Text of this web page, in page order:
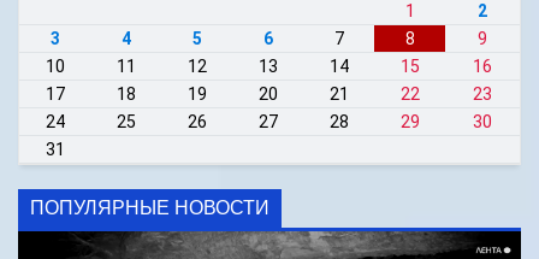
1
2
3
4 5 6 7 8
9
10
11 12 13 14 15
16
17
18 19 20 21 22
23
24
25 26 27 28 29
30
31
ПОПУЛЯРНЫЕ НОВОСТИ